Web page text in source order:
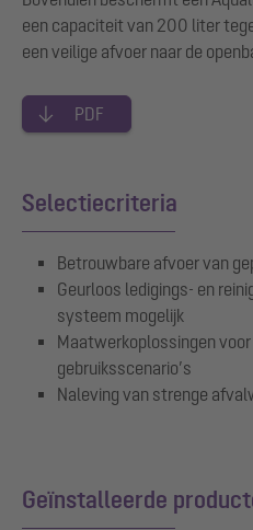
een capaciteit van 200 liter
een veilige afvoer naar de
PDF
Selectiecriteria
Betrouwbare afvoer van
Geurloos ledigings- en
systeem mogelijk
Maatwerkoplossingen
gebruiksscenario’s
Naleving van strenge
Geïnstalleerde